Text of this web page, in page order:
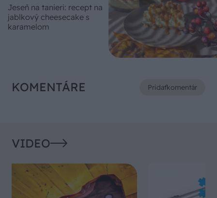
Jeseň na tanieri: recept na
jablkový cheesecake s
karamelom
KOMENTÁRE Pridaťkomentár
VIDEO